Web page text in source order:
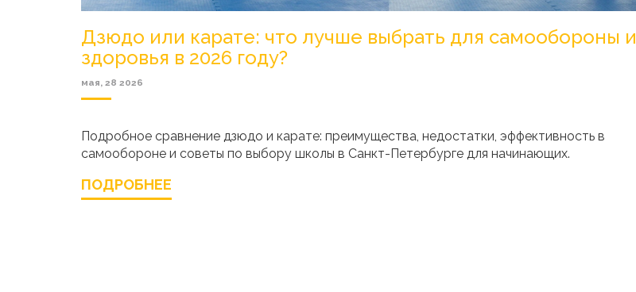
Дзюдо или карате: что лучше выбрать для самообороны и
здоровья в 2026 году?
мая, 28 2026
Подробное сравнение дзюдо и карате: преимущества, недостатки, эффективность в
самообороне и советы по выбору школы в Санкт-Петербурге для начинающих.
ПОДРОБНЕЕ